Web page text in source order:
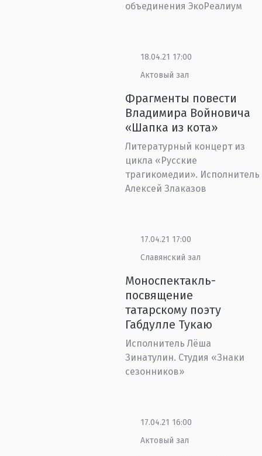
объединения ЭкоРеалиум
18.04.21 17:00
Актовый зал
Фрагменты повести
Владимира Войновича
«Шапка из кота»
Литературный концерт из
цикла «Русские
трагикомедии». Исполнитель
Алексей Злаказов
17.04.21 17:00
Славянский зал
Моноспектакль-
посвящение
татарскому поэту
Габдулле Тукаю
Исполнитель Лёша
Зинатулин. Студия «Знаки
сезонников»
17.04.21 16:00
Актовый зал